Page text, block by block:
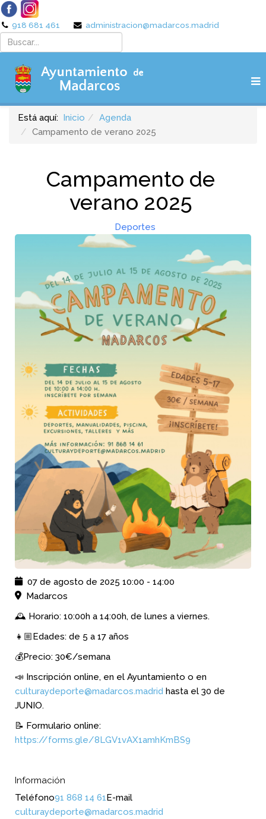
918 681 461 administracion@madarcos.madrid
Está aquí: Inicio
Agenda
Campamento de verano 2025
Campamento de
verano 2025
Deportes
07 de agosto de 2025 10:00 - 14:00
Madarcos
🕰 Horario: 10:00h a 14:00h, de lunes a viernes.
👧🏼Edades: de 5 a 17 años
💰Precio: 30€/semana
📣 Inscripción online, en el Ayuntamiento o en
culturaydeporte@madarcos.madrid hasta el 30 de
JUNIO.
📝 Formulario online:
https://forms.gle/8LGV1vAX1amhKmBS9
Información
Teléfono91 868 14 61E-mail
culturaydeporte@madarcos.madrid